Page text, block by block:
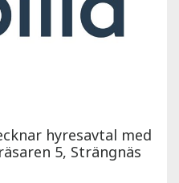
hyresavtal med
5, Strängnäs